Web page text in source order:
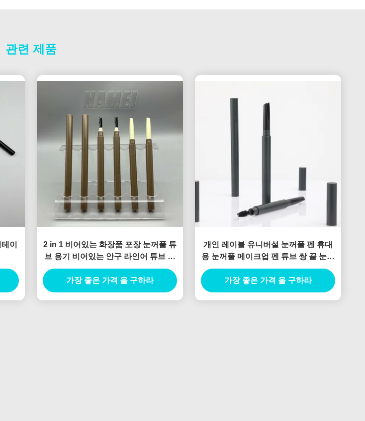
관련 제품
이
2 in 1 비어있는 화장품 포장 눈꺼풀 튜
브 용기 비어있는 안구 라인어 튜브 용
기
가장 좋은 가격 을 구하라
개인 레이블 유니버설 눈꺼풀 펜 휴대
용 눈꺼풀 메이크업 펜 튜브 쌍 끝 눈꺼
풀 펜 사용자 정의 눈꺼풀 펜 컨테이너
가장 좋은 가격 을 구하라